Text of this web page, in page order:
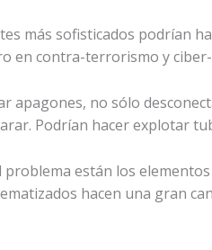
más sofisticados podrían
en contra-terrorismo y
apagones, no sólo
Podrían hacer explotar
problema están los
hacen una gran